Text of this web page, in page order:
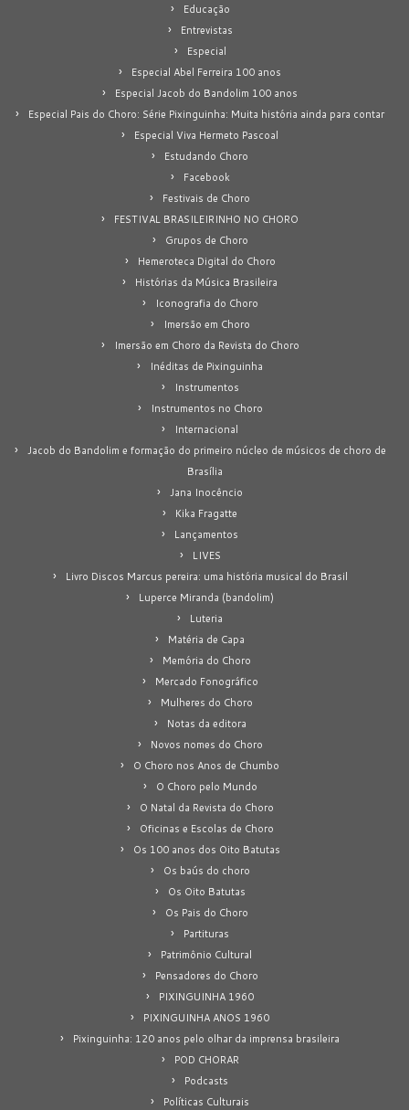
Educação
Entrevistas
Especial
Especial Abel Ferreira 100 anos
Especial Jacob do Bandolim 100 anos
Especial Pais do Choro: Série Pixinguinha: Muita história ainda para contar
Especial Viva Hermeto Pascoal
Estudando Choro
Facebook
Festivais de Choro
FESTIVAL BRASILEIRINHO NO CHORO
Grupos de Choro
Hemeroteca Digital do Choro
Histórias da Música Brasileira
Iconografia do Choro
Imersão em Choro
Imersão em Choro da Revista do Choro
Inéditas de Pixinguinha
Instrumentos
Instrumentos no Choro
Internacional
Jacob do Bandolim e formação do primeiro núcleo de músicos de choro de
Brasília
Jana Inocêncio
Kika Fragatte
Lançamentos
LIVES
Livro Discos Marcus pereira: uma história musical do Brasil
Luperce Miranda (bandolim)
Luteria
Matéria de Capa
Memória do Choro
Mercado Fonográfico
Mulheres do Choro
Notas da editora
Novos nomes do Choro
O Choro nos Anos de Chumbo
O Choro pelo Mundo
O Natal da Revista do Choro
Oficinas e Escolas de Choro
Os 100 anos dos Oito Batutas
Os baús do choro
Os Oito Batutas
Os Pais do Choro
Partituras
Patrimônio Cultural
Pensadores do Choro
PIXINGUINHA 1960
PIXINGUINHA ANOS 1960
Pixinguinha: 120 anos pelo olhar da imprensa brasileira
POD CHORAR
Podcasts
Políticas Culturais